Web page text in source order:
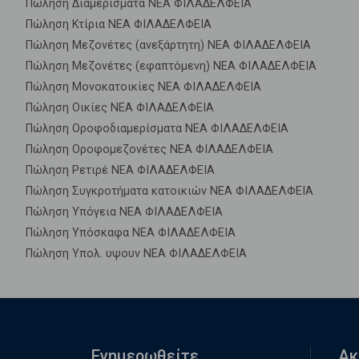
Πώληση Διαμερίσματα ΝΕΑ ΦΙΛΑΔΕΛΦΕΙΑ
Πώληση Κτίρια ΝΕΑ ΦΙΛΑΔΕΛΦΕΙΑ
Πώληση Μεζονέτες (ανεξάρτητη) ΝΕΑ ΦΙΛΑΔΕΛΦΕΙΑ
Πώληση Μεζονέτες (εφαπτόμενη) ΝΕΑ ΦΙΛΑΔΕΛΦΕΙΑ
Πώληση Μονοκατοικίες ΝΕΑ ΦΙΛΑΔΕΛΦΕΙΑ
Πώληση Οικίες ΝΕΑ ΦΙΛΑΔΕΛΦΕΙΑ
Πώληση Οροφοδιαμερίσματα ΝΕΑ ΦΙΛΑΔΕΛΦΕΙΑ
Πώληση Οροφομεζονέτες ΝΕΑ ΦΙΛΑΔΕΛΦΕΙΑ
Πώληση Ρετιρέ ΝΕΑ ΦΙΛΑΔΕΛΦΕΙΑ
Πώληση Συγκροτήματα κατοικιών ΝΕΑ ΦΙΛΑΔΕΛΦΕΙΑ
Πώληση Υπόγεια ΝΕΑ ΦΙΛΑΔΕΛΦΕΙΑ
Πώληση Υπόσκαφα ΝΕΑ ΦΙΛΑΔΕΛΦΕΙΑ
Πώληση Υπολ. υψουν ΝΕΑ ΦΙΛΑΔΕΛΦΕΙΑ